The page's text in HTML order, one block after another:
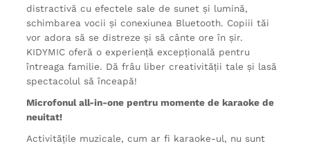
distractivă cu efectele sale de sunet și lumină,
schimbarea vocii și conexiunea Bluetooth. Copiii tăi
vor adora să se distreze și să cânte ore în șir.
KIDYMIC oferă o experiență excepțională pentru
întreaga familie. Dă frâu liber creativității tale și lasă
spectacolul să înceapă!
Microfonul all-in-one pentru momente de karaoke de
neuitat!
Activitățile muzicale, cum ar fi karaoke-ul, nu sunt